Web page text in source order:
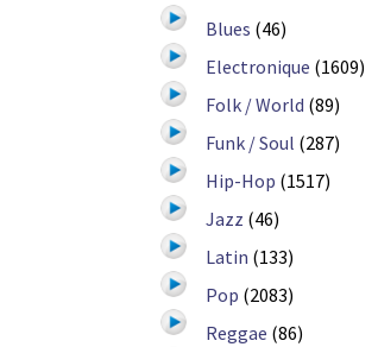
Blues (46)
Electronique (1609)
Folk / World (89)
Funk / Soul (287)
Hip-Hop (1517)
Jazz (46)
Latin (133)
Pop (2083)
Reggae (86)